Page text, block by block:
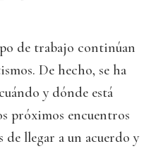
de trabajo continúan
De hecho, se ha
y dónde está
próximos encuentros
de llegar a un acuerdo y